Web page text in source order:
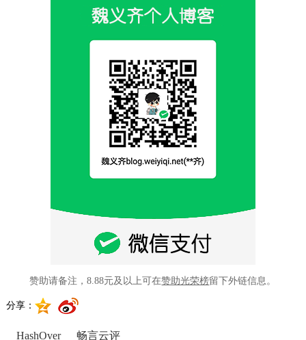
赞助请备注，8.88元及以上可在赞助光荣榜留下外链信息。
分享：
HashOver 畅言云评